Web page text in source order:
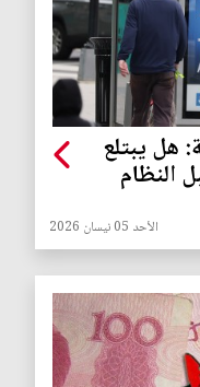
هل يبتلع
النظام
الأحد 05 نيسان 2026